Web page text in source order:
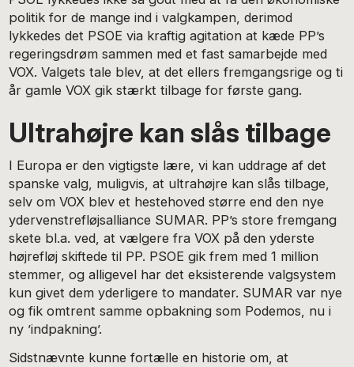
politik for de mange ind i valgkampen, derimod
lykkedes det PSOE via kraftig agitation at kæde PP’s
regeringsdrøm sammen med et fast samarbejde med
VOX. Valgets tale blev, at det ellers fremgangsrige og ti
år gamle VOX gik stærkt tilbage for første gang.
Ultrahøjre kan slås tilbage
I Europa er den vigtigste lære, vi kan uddrage af det
spanske valg, muligvis, at ultrahøjre kan slås tilbage,
selv om VOX blev et hestehoved større end den nye
ydervenstrefløjsalliance SUMAR. PP’s store fremgang
skete bl.a. ved, at vælgere fra VOX på den yderste
højrefløj skiftede til PP. PSOE gik frem med 1 million
stemmer, og alligevel har det eksisterende valgsystem
kun givet dem yderligere to mandater. SUMAR var nye
og fik omtrent samme opbakning som Podemos, nu i
ny ’indpakning’.
Sidstnævnte kunne fortælle en historie om, at